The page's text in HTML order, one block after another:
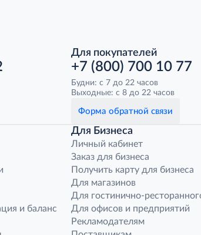
Для покупателей
+7 (800) 700 10 77
Будни: с 7 до 22 часов
Выходные: с 8 до 22 часов
Форма обратной связи
и баланс
Для Бизнеса
Личный кабинет
Заказ для бизнеса
Получить карту для бизнеса
Для магазинов
Для гостинично-
Для офисов и предприятий
Рекламодателям